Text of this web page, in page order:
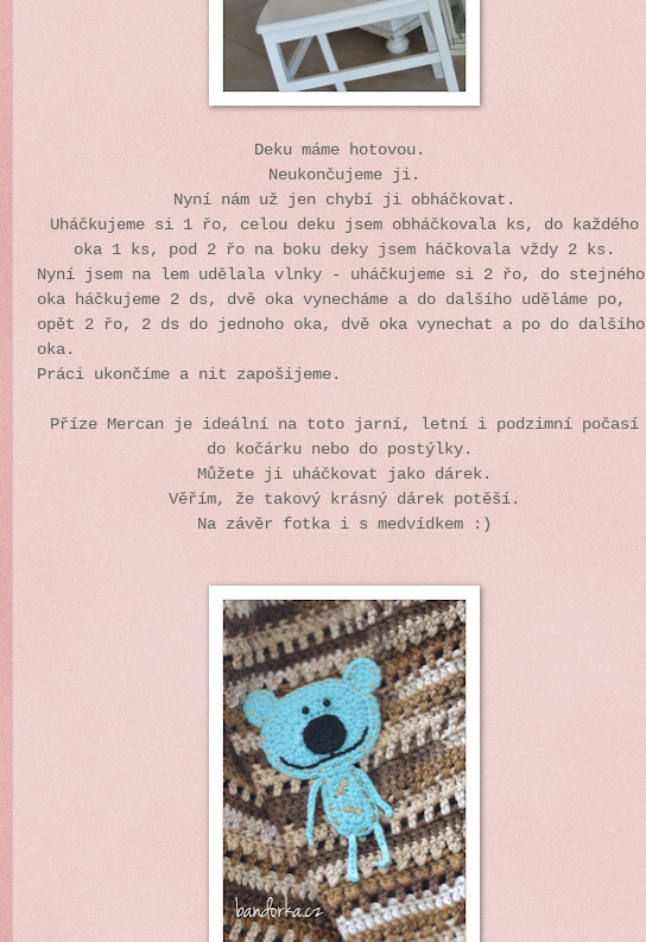
Deku máme hotovou.
Neukončujeme ji.
Nyní nám už jen chybí ji obháčkovat.
Uháčkujeme si 1 řo, celou deku jsem obháčkovala ks, do každého
oka 1 ks, pod 2 řo na boku deky jsem háčkovala vždy 2 ks.
Nyní jsem na lem udělala vlnky - uháčkujeme si 2 řo, do stejného
oka háčkujeme 2 ds, dvě oka vynecháme a do dalšího uděláme po,
opět 2 řo, 2 ds do jednoho oka, dvě oka vynechat a po do dalšího
oka.
Práci ukončíme a nit zapošijeme.
Příze Mercan je ideální na toto jarní, letní i podzimní počasí
do kočárku nebo do postýlky.
Můžete ji uháčkovat jako dárek.
Věřím, že takový krásný dárek potěší.
Na závěr fotka i s medvídkem :)